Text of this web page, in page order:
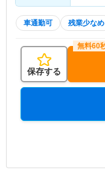
車通勤可 残業少なめ
保存する